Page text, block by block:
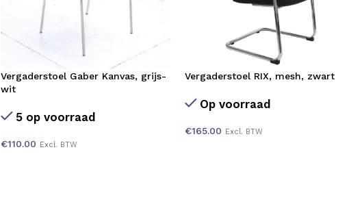
Vergaderstoel Gaber Kanvas, grijs-
wit
5 op voorraad
€110.00 Excl. BTW
Vergaderstoel RIX, mesh, zwart
Op voorraad
€165.00 Excl. BTW